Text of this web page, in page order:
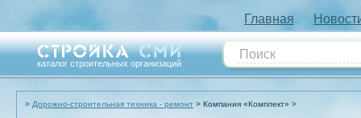
Главная
каталог строительных организаций
Дорожно-строительная техника - ремонт Компания «Комплект»